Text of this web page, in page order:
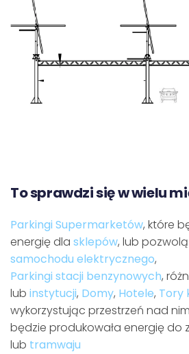
To sprawdzi się w wielu
Parkingi Supermarketów, które
energię dla sklepów, lub
samochodu elektrycznego,
Parkingi stacji benzynowych,
lub instytucji, Domy, Hotele, Tory
wykorzystując przestrzeń nad
będzie produkowała energię do
lub tramwaju